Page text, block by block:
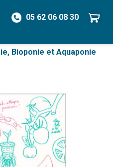
05 62 06 08 30
Bioponie et Aquaponie